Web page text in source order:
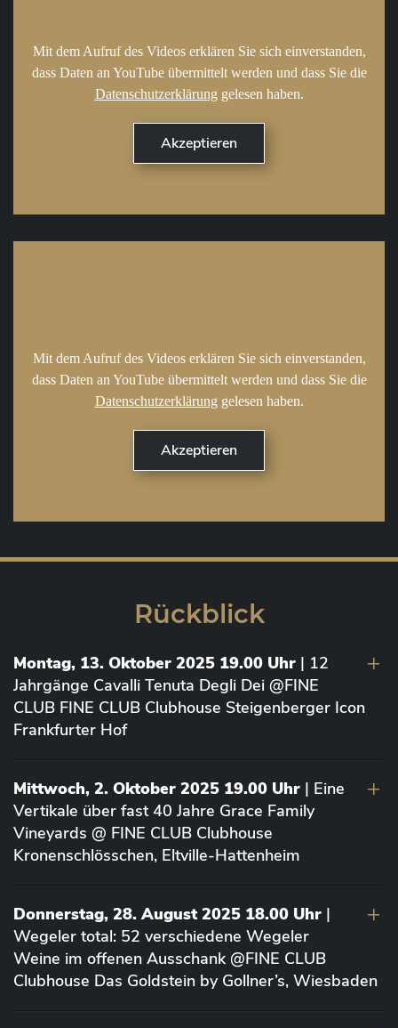
Mit dem Aufruf des Videos erklären Sie sich einverstanden,
dass Daten an YouTube übermittelt werden und dass Sie die
Datenschutzerklärung gelesen haben.
Mit dem Aufruf des Videos erklären Sie sich einverstanden,
dass Daten an YouTube übermittelt werden und dass Sie die
Datenschutzerklärung gelesen haben.
Rückblick
Montag, 13. Oktober 2025 19.00 Uhr | 12
Jahrgänge Cavalli Tenuta Degli Dei @FINE
CLUB FINE CLUB Clubhouse Steigenberger Icon
Frankfurter Hof
Mittwoch, 2. Oktober 2025 19.00 Uhr | Eine
Vertikale über fast 40 Jahre Grace Family
Vineyards @ FINE CLUB Clubhouse
Kronenschlösschen, Eltville-Hattenheim
Donnerstag, 28. August 2025 18.00 Uhr |
Wegeler total: 52 verschiedene Wegeler
Weine im offenen Ausschank @FINE CLUB
Clubhouse Das Goldstein by Gollner’s, Wiesbaden